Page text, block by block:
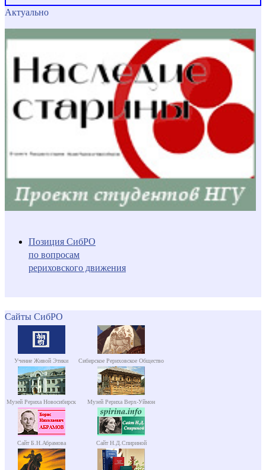
Актуально
Позиция СибРО
по вопросам
рериховского движения
Сайты СибРО
Учение Живой Этики Сибирское Рериховское Общество
Музей Рериха Новосибирск Музей Рериха Верх-Уймон
Сайт Б.Н.Абрамова Сайт Н.Д.Спириной